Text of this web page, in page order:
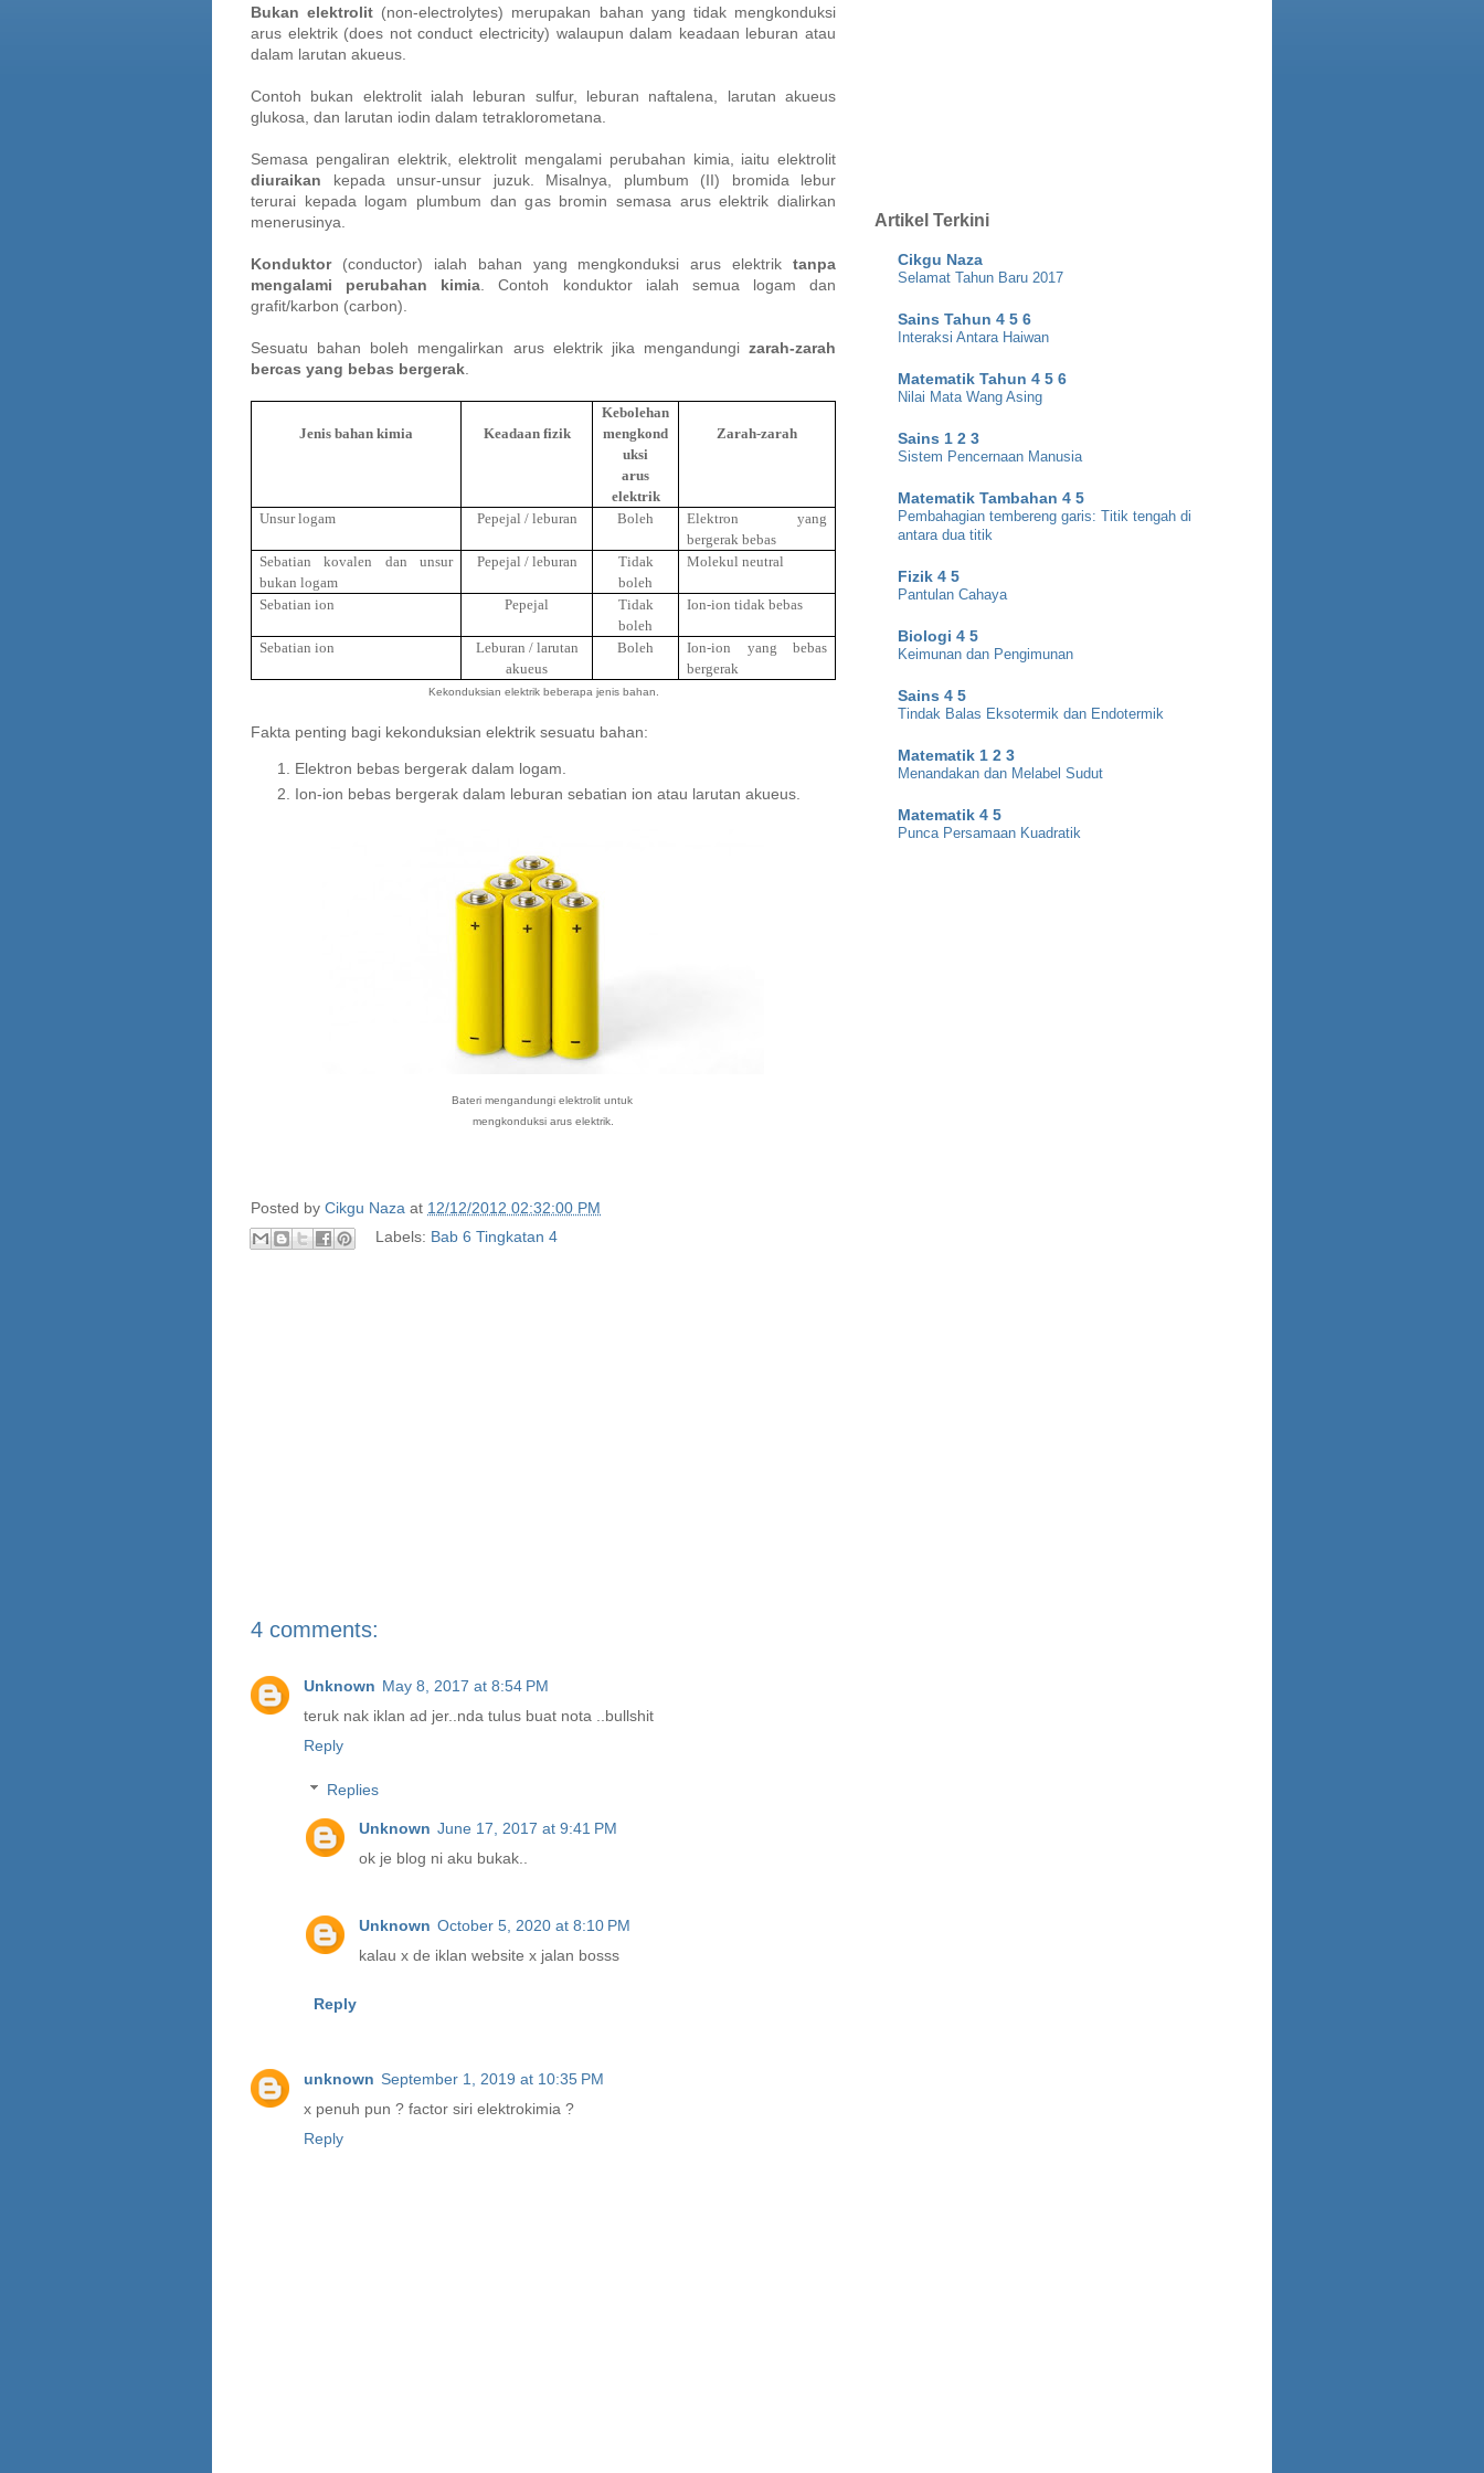
Bukan elektrolit (non-electrolytes) merupakan bahan yang tidak mengkonduksi
arus elektrik (does not conduct electricity) walaupun dalam keadaan leburan atau
dalam larutan akueus.
Contoh bukan elektrolit ialah leburan sulfur, leburan naftalena, larutan akueus
glukosa, dan larutan iodin dalam tetraklorometana.
Semasa pengaliran elektrik, elektrolit mengalami perubahan kimia, iaitu elektrolit
diuraikan kepada unsur-unsur juzuk. Misalnya, plumbum (II) bromida lebur
terurai kepada logam plumbum dan gas bromin semasa arus elektrik dialirkan
menerusinya.
Konduktor(conductor) ialah bahan yang mengkonduksi arus elektrik tanpa
mengalami perubahan kimia . Contoh konduktor ialah semua logam dan
grafit/karbon (carbon).
Sesuatu bahan boleh mengalirkan arus elektrik jika mengandungi zarah-zarah
bercas yang bebas bergerak
Jenis bahan kimia Keadaan fizik
Kebolehan
mengkond
uksi
arus
elektrik
Zarah-zarah
Unsur logam Pepejal / leburan Boleh
Elektron yang
bergerak bebas
Sebatian kovalen dan unsur
bukan logam
Pepejal / leburan
Tidak
boleh
Molekul neutral
Sebatian ion Pepejal
Tidak
boleh
Ion-ion tidak bebas
Sebatian ion
Leburan / larutan
akueus
Boleh
Ion-ion yang bebas
bergerak
Kekonduksian elektrik beberapa jenis bahan.
Fakta penting bagi kekonduksian elektrik sesuatu bahan:
Elektron bebas bergerak dalam logam.
Ion-ion bebas bergerak dalam leburan sebatian ion atau larutan akueus.
Bateri mengandungi elektrolit untuk
mengkonduksi arus elektrik.
Posted by Cikgu Naza at 12/12/2012 02:32:00 PM
Labels: Bab 6 Tingkatan 4
4 comments:
Unknown May 8, 2017 at 8:54 PM
teruk nak iklan ad jer..nda tulus buat nota ..bullshit
Reply
Replies
Unknown June 17, 2017 at 9:41 PM
ok je blog ni aku bukak..
Unknown October 5, 2020 at 8:10 PM
kalau x de iklan website x jalan bosss
Reply
unknown September 1, 2019 at 10:35 PM
x penuh pun ? factor siri elektrokimia ?
Reply
Artikel Terkini
Cikgu Naza
Selamat Tahun Baru 2017
Sains Tahun 4 5 6
Interaksi Antara Haiwan
Matematik Tahun 4 5 6
Nilai Mata Wang Asing
Sains 1 2 3
Sistem Pencernaan Manusia
Matematik Tambahan 4 5
Pembahagian tembereng garis: Titik tengah di
antara dua titik
Fizik 4 5
Pantulan Cahaya
Biologi 4 5
Keimunan dan Pengimunan
Sains 4 5
Tindak Balas Eksotermik dan Endotermik
Matematik 1 2 3
Menandakan dan Melabel Sudut
Matematik 4 5
Punca Persamaan Kuadratik